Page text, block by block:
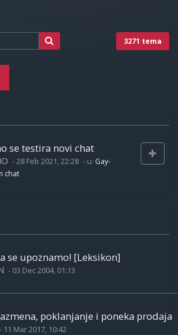
3271 tema
se testira novi chat
-28 Feb 2021, 22:28 - u: Gay-
chat
se upoznamo! [Leksikon]
- 03 Dec 2004, 01:13
poklanjanje i poneka prodaja
- 11 Mar 2017, 10:42